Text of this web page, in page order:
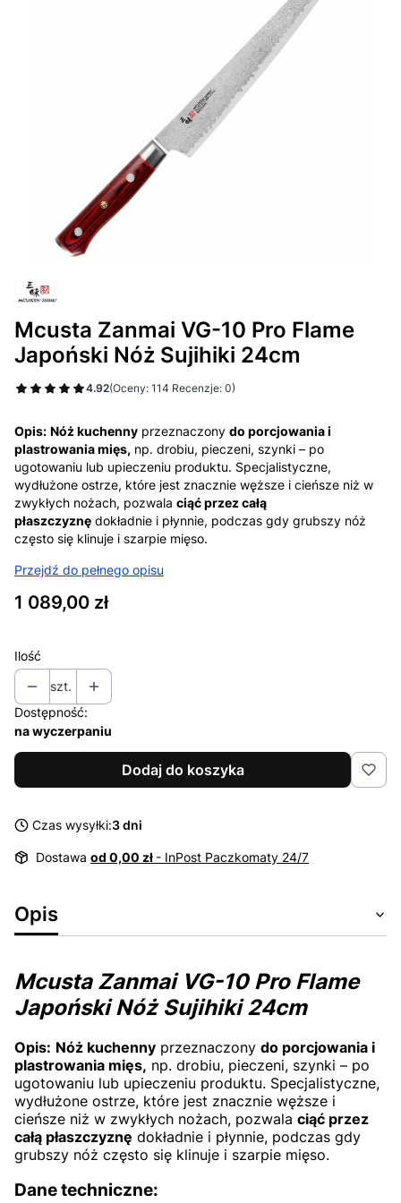
Mcusta Zanmai VG-10 Pro Flame
Japoński Nóż Sujihiki 24cm
4.92(Oceny: 114 Recenzje: 0)
Opis: Nóż kuchenny przeznaczony do porcjowania i
plastrowania mięs, np. drobiu, pieczeni, szynki – po
ugotowaniu lub upieczeniu produktu. Specjalistyczne,
wydłużone ostrze, które jest znacznie węższe i cieńsze niż w
zwykłych nożach, pozwala ciąć przez całą
płaszczyznę dokładnie i płynnie, podczas gdy grubszy nóż
często się klinuje i szarpie mięso.
Przejdź do pełnego opisu
Cena
1 089,00 zł
Ilość
szt.
Dostępność:
na wyczerpaniu
Dodaj do koszyka
Czas wysyłki:3 dni
Dostawa od 0,00 zł - InPost Paczkomaty 24/7
Opis
Mcusta Zanmai VG-10 Pro Flame
Japoński Nóż Sujihiki 24cm
Opis: Nóż kuchenny przeznaczony do porcjowania i
plastrowania mięs, np. drobiu, pieczeni, szynki – po
ugotowaniu lub upieczeniu produktu. Specjalistyczne,
wydłużone ostrze, które jest znacznie węższe i
cieńsze niż w zwykłych nożach, pozwala ciąć przez
całą płaszczyznę dokładnie i płynnie, podczas gdy
grubszy nóż często się klinuje i szarpie mięso.
Dane techniczne: